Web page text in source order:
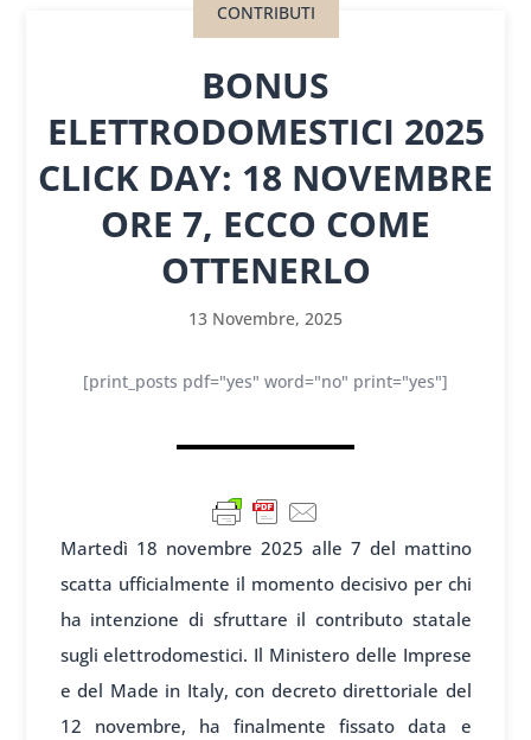
CONTRIBUTI
BONUS
ELETTRODOMESTICI 2025
CLICK DAY: 18 NOVEMBRE
ORE 7, ECCO COME
OTTENERLO
13 Novembre, 2025
[print_posts pdf="yes" word="no" print="yes"]
Martedì 18 novembre 2025 alle 7 del mattino
scatta ufficialmente il momento decisivo per chi
ha intenzione di sfruttare il contributo statale
sugli elettrodomestici. Il Ministero delle Imprese
e del Made in Italy, con decreto direttoriale del
12 novembre, ha finalmente fissato data e